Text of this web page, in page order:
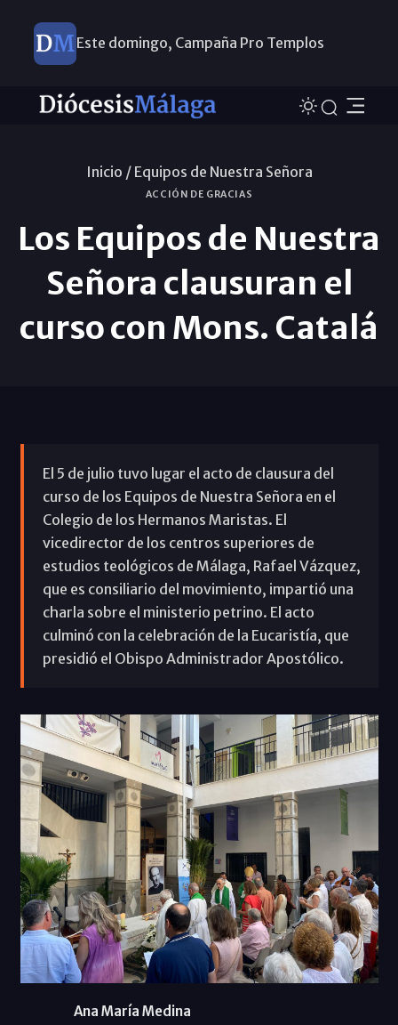
Este domingo, Campaña Pro Templos
Inicio / Equipos de Nuestra Señora
ACCIÓN DE GRACIAS
Los Equipos de Nuestra
Señora clausuran el
curso con Mons. Catalá
El 5 de julio tuvo lugar el acto de clausura del
curso de los Equipos de Nuestra Señora en el
Colegio de los Hermanos Maristas. El
vicedirector de los centros superiores de
estudios teológicos de Málaga, Rafael Vázquez,
que es consiliario del movimiento, impartió una
charla sobre el ministerio petrino. El acto
culminó con la celebración de la Eucaristía, que
presidió el Obispo Administrador Apostólico.
Ana María Medina